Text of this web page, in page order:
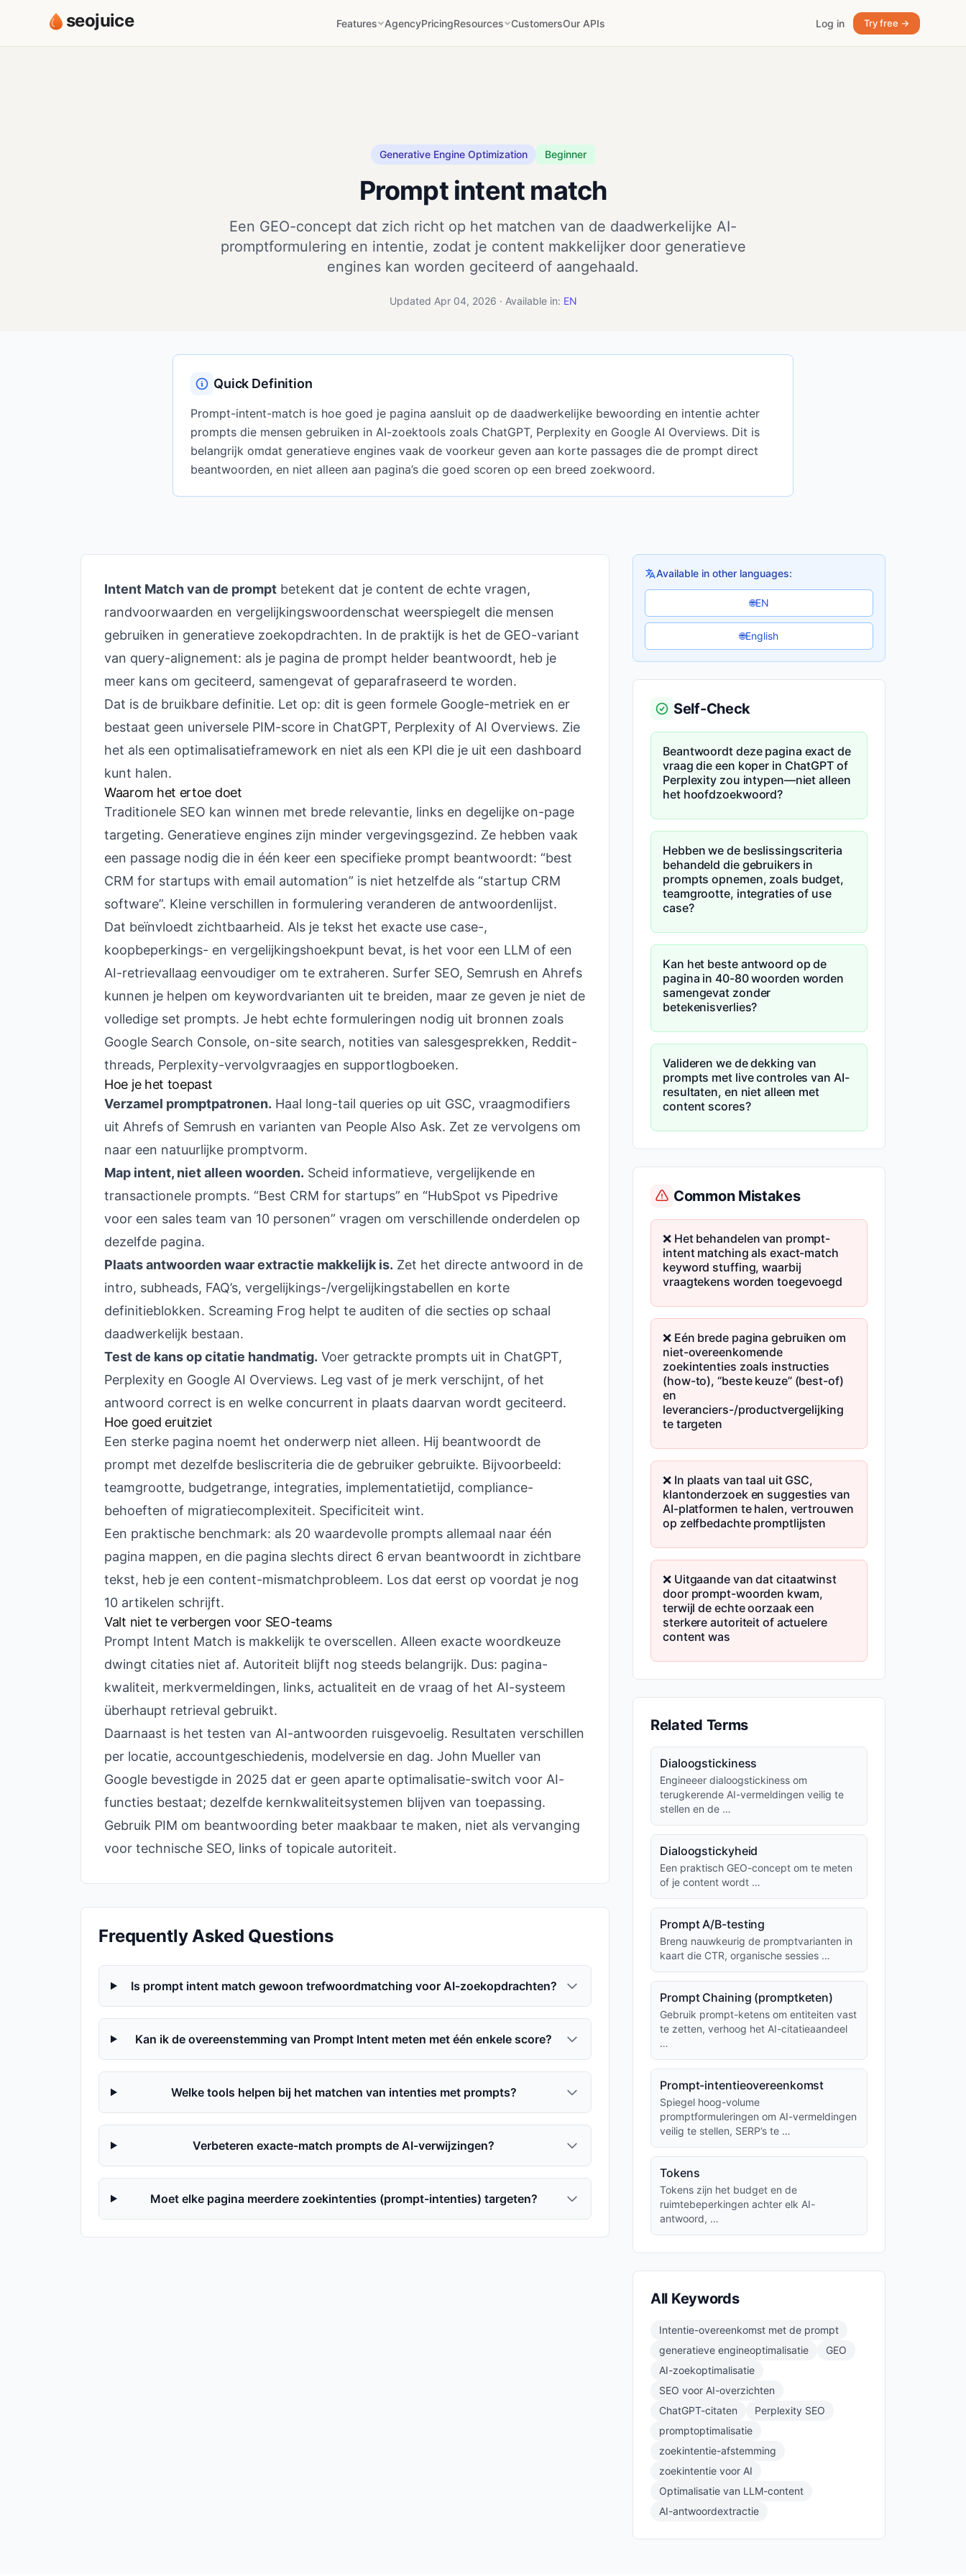
seojuice Features AgencyPricingResources CustomersOur APIs Log in Try free →
Generative Engine Optimization Beginner
Prompt intent match
Een GEO-concept dat zich richt op het matchen van de daadwerkelijke AI-
promptformulering en intentie, zodat je content makkelijker door generatieve
engines kan worden geciteerd of aangehaald.
Updated Apr 04, 2026 · Available in: EN
Quick Definition
Prompt-intent-match is hoe goed je pagina aansluit op de daadwerkelijke bewoording en intentie achter
prompts die mensen gebruiken in AI-zoektools zoals ChatGPT, Perplexity en Google AI Overviews. Dit is
belangrijk omdat generatieve engines vaak de voorkeur geven aan korte passages die de prompt direct
beantwoorden, en niet alleen aan pagina’s die goed scoren op een breed zoekwoord.
Intent Match van de prompt betekent dat je content de echte vragen,
randvoorwaarden en vergelijkingswoordenschat weerspiegelt die mensen
gebruiken in generatieve zoekopdrachten. In de praktijk is het de GEO-variant
van query-alignement: als je pagina de prompt helder beantwoordt, heb je
meer kans om geciteerd, samengevat of geparafraseerd te worden.
Dat is de bruikbare definitie. Let op: dit is geen formele Google-metriek en er
bestaat geen universele PIM-score in ChatGPT, Perplexity of AI Overviews. Zie
het als een optimalisatieframework en niet als een KPI die je uit een dashboard
kunt halen.
Waarom het ertoe doet
Traditionele SEO kan winnen met brede relevantie, links en degelijke on-page
targeting. Generatieve engines zijn minder vergevingsgezind. Ze hebben vaak
een passage nodig die in één keer een specifieke prompt beantwoordt: “best
CRM for startups with email automation” is niet hetzelfde als “startup CRM
software”. Kleine verschillen in formulering veranderen de antwoordenlijst.
Dat beïnvloedt zichtbaarheid. Als je tekst het exacte use case-,
koopbeperkings- en vergelijkingshoekpunt bevat, is het voor een LLM of een
AI-retrievallaag eenvoudiger om te extraheren. Surfer SEO, Semrush en Ahrefs
kunnen je helpen om keywordvarianten uit te breiden, maar ze geven je niet de
volledige set prompts. Je hebt echte formuleringen nodig uit bronnen zoals
Google Search Console, on-site search, notities van salesgesprekken, Reddit-
threads, Perplexity-vervolgvraagjes en supportlogboeken.
Hoe je het toepast
Verzamel promptpatronen. Haal long-tail queries op uit GSC, vraagmodifiers
uit Ahrefs of Semrush en varianten van People Also Ask. Zet ze vervolgens om
naar een natuurlijke promptvorm.
Map intent, niet alleen woorden. Scheid informatieve, vergelijkende en
transactionele prompts. “Best CRM for startups” en “HubSpot vs Pipedrive
voor een sales team van 10 personen” vragen om verschillende onderdelen op
dezelfde pagina.
Plaats antwoorden waar extractie makkelijk is. Zet het directe antwoord in de
intro, subheads, FAQ’s, vergelijkings-/vergelijkingstabellen en korte
definitieblokken. Screaming Frog helpt te auditen of die secties op schaal
daadwerkelijk bestaan.
Test de kans op citatie handmatig. Voer getrackte prompts uit in ChatGPT,
Perplexity en Google AI Overviews. Leg vast of je merk verschijnt, of het
antwoord correct is en welke concurrent in plaats daarvan wordt geciteerd.
Hoe goed eruitziet
Een sterke pagina noemt het onderwerp niet alleen. Hij beantwoordt de
prompt met dezelfde besliscriteria die de gebruiker gebruikte. Bijvoorbeeld:
teamgrootte, budgetrange, integraties, implementatietijd, compliance-
behoeften of migratiecomplexiteit. Specificiteit wint.
Een praktische benchmark: als 20 waardevolle prompts allemaal naar één
pagina mappen, en die pagina slechts direct 6 ervan beantwoordt in zichtbare
tekst, heb je een content-mismatchprobleem. Los dat eerst op voordat je nog
10 artikelen schrijft.
Valt niet te verbergen voor SEO-teams
Prompt Intent Match is makkelijk te overscellen. Alleen exacte woordkeuze
dwingt citaties niet af. Autoriteit blijft nog steeds belangrijk. Dus: pagina-
kwaliteit, merkvermeldingen, links, actualiteit en de vraag of het AI-systeem
überhaupt retrieval gebruikt.
Daarnaast is het testen van AI-antwoorden ruisgevoelig. Resultaten verschillen
per locatie, accountgeschiedenis, modelversie en dag. John Mueller van
Google bevestigde in 2025 dat er geen aparte optimalisatie-switch voor AI-
functies bestaat; dezelfde kernkwaliteitsystemen blijven van toepassing.
Gebruik PIM om beantwoording beter maakbaar te maken, niet als vervanging
voor technische SEO, links of topicale autoriteit.
Frequently Asked Questions
Is prompt intent match gewoon trefwoordmatching voor AI-zoekopdrachten?
Kan ik de overeenstemming van Prompt Intent meten met één enkele score?
Welke tools helpen bij het matchen van intenties met prompts?
Verbeteren exacte-match prompts de AI-verwijzingen?
Moet elke pagina meerdere zoekintenties (prompt-intenties) targeten?
Available in other languages:
🌐EN
🌐English
Self-Check
Beantwoordt deze pagina exact de
vraag die een koper in ChatGPT of
Perplexity zou intypen—niet alleen
het hoofdzoekwoord?
Hebben we de beslissingscriteria
behandeld die gebruikers in
prompts opnemen, zoals budget,
teamgrootte, integraties of use
case?
Kan het beste antwoord op de
pagina in 40-80 woorden worden
samengevat zonder
betekenisverlies?
Valideren we de dekking van
prompts met live controles van AI-
resultaten, en niet alleen met
content scores?
Common Mistakes
❌ Het behandelen van prompt-
intent matching als exact-match
keyword stuffing, waarbij
vraagtekens worden toegevoegd
❌ Eén brede pagina gebruiken om
niet-overeenkomende
zoekintenties zoals instructies
(how-to), “beste keuze” (best-of)
en
leveranciers-/productvergelijking
te targeten
❌ In plaats van taal uit GSC,
klantonderzoek en suggesties van
AI-platformen te halen, vertrouwen
op zelfbedachte promptlijsten
❌ Uitgaande van dat citaatwinst
door prompt-woorden kwam,
terwijl de echte oorzaak een
sterkere autoriteit of actuelere
content was
Related Terms
Dialoogstickiness
Engineeer dialoogstickiness om
terugkerende AI-vermeldingen veilig te
stellen en de …
Dialoogstickyheid
Een praktisch GEO-concept om te meten
of je content wordt …
Prompt A/B-testing
Breng nauwkeurig de promptvarianten in
kaart die CTR, organische sessies …
Prompt Chaining (promptketen)
Gebruik prompt-ketens om entiteiten vast
te zetten, verhoog het AI-citatieaandeel
…
Prompt-intentieovereenkomst
Spiegel hoog-volume
promptformuleringen om AI-vermeldingen
veilig te stellen, SERP’s te …
Tokens
Tokens zijn het budget en de
ruimtebeperkingen achter elk AI-
antwoord, …
All Keywords
Intentie-overeenkomst met de prompt
generatieve engineoptimalisatie
GEO
AI-zoekoptimalisatie
SEO voor AI-overzichten
ChatGPT-citaten
Perplexity SEO
promptoptimalisatie
zoekintentie-afstemming
zoekintentie voor AI
Optimalisatie van LLM-content
AI-antwoordextractie